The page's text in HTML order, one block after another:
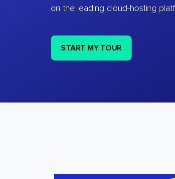
on the leading cloud-hosting
START MY TOUR